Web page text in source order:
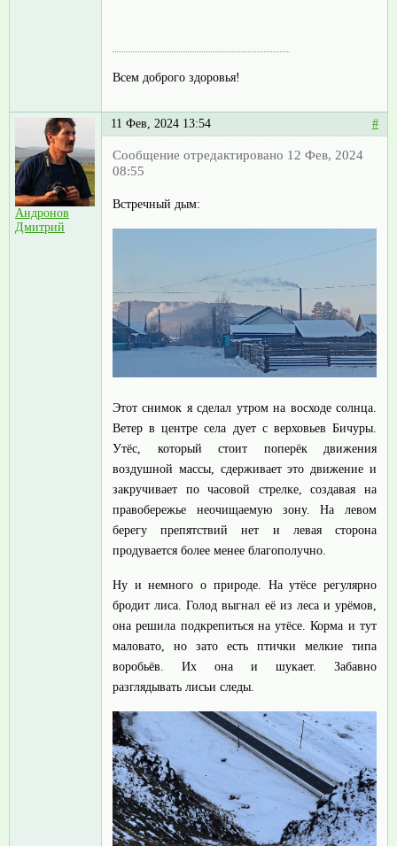
Всем доброго здоровья!
Андронов
Дмитрий
11 Фев, 2024 13:54 #
Сообщение отредактировано 12 Фев, 2024
08:55
Встречный дым:
Этот снимок я сделал утром на восходе солнца.
Ветер в центре села дует с верховьев Бичуры.
Утёс, который стоит поперёк движения
воздушной массы, сдерживает это движение и
закручивает по часовой стрелке, создавая на
правобережье неочищаемую зону. На левом
берегу препятствий нет и левая сторона
продувается более менее благополучно.
Ну и немного о природе. На утёсе регулярно
бродит лиса. Голод выгнал её из леса и урёмов,
она решила подкрепиться на утёсе. Корма и тут
маловато, но зато есть птички мелкие типа
воробьёв. Их она и шукает. Забавно
разглядывать лисьи следы.